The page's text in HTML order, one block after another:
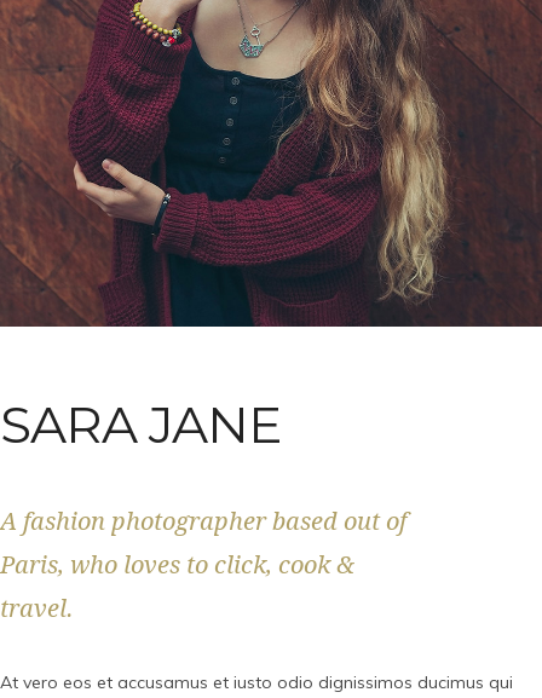
SARA JANE
A fashion photographer based out of
Paris, who loves to click, cook &
travel.
At vero eos et accusamus et iusto odio dignissimos ducimus qui